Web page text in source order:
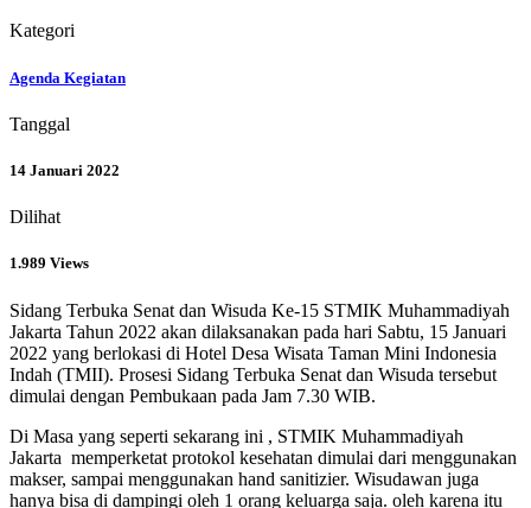
Kategori
Agenda Kegiatan
Tanggal
14 Januari 2022
Dilihat
1.989 Views
Sidang Terbuka Senat dan Wisuda Ke-15 STMIK Muhammadiyah
Jakarta Tahun 2022 akan dilaksanakan pada hari Sabtu, 15 Januari
2022 yang berlokasi di Hotel Desa Wisata Taman Mini Indonesia
Indah (TMII). Prosesi Sidang Terbuka Senat dan Wisuda tersebut
dimulai dengan Pembukaan pada Jam 7.30 WIB.
Di Masa yang seperti sekarang ini , STMIK Muhammadiyah
Jakarta memperketat protokol kesehatan dimulai dari menggunakan
makser, sampai menggunakan hand sanitizier. Wisudawan juga
hanya bisa di dampingi oleh 1 orang keluarga saja. oleh karena itu